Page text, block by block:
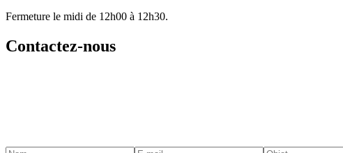
Fermeture le midi de 12h00 à 12h30.
Contactez-nous